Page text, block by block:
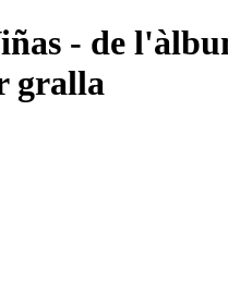
- de
gralla